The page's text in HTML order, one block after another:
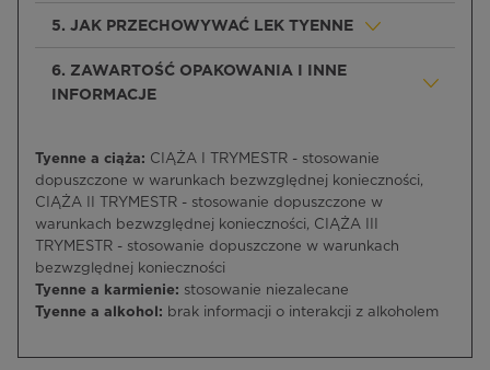
5. JAK PRZECHOWYWAĆ LEK TYENNE
6. ZAWARTOŚĆ OPAKOWANIA I INNE
INFORMACJE
Tyenne a ciąża: CIĄŻA I TRYMESTR - stosowanie
dopuszczone w warunkach bezwzględnej konieczności,
CIĄŻA II TRYMESTR - stosowanie dopuszczone w
warunkach bezwzględnej konieczności, CIĄŻA III
TRYMESTR - stosowanie dopuszczone w warunkach
bezwzględnej konieczności
Tyenne a karmienie: stosowanie niezalecane
Tyenne a alkohol: brak informacji o interakcji z alkoholem